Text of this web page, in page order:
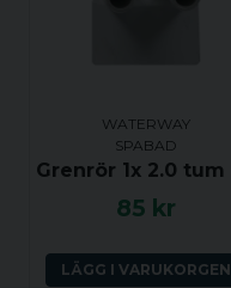
WATERWAY
SPABAD
85 kr
LÄGG I VARUKORGEN